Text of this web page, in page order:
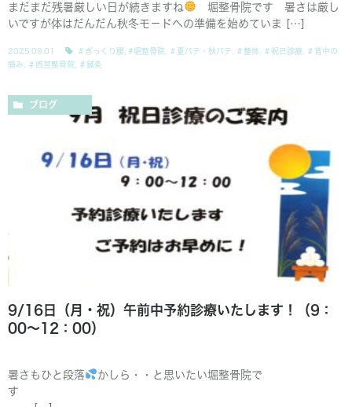
まだまだ残暑厳しい日が続きますね
堀整骨院です 暑さは厳し
いですが体はだんだん秋冬モ－ドへの準備を始めていま […]
2025.09.01 ＃ぎっくり腰 #堀整骨院 ＃夏バテ・秋バテ ＃整体 ＃祝日診療
＃背中の
痛み
＃西宮整骨院 ＃鍼灸
ブログ
9/16日（月・祝）午前中予約診療いたします！（9：
00〜12：00）
暑さもひと段落
かしら・・と思いたい堀整骨院で
す